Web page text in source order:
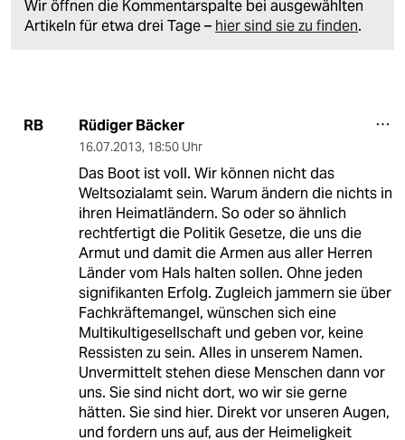
Wir öffnen die Kommentarspalte bei ausgewählten
Artikeln für etwa drei Tage – hier sind sie zu finden.
RB Rüdiger Bäcker
16.07.2013, 18:50 Uhr
Das Boot ist voll. Wir können nicht das
Weltsozialamt sein. Warum ändern die nichts in
ihren Heimatländern. So oder so ähnlich
rechtfertigt die Politik Gesetze, die uns die
Armut und damit die Armen aus aller Herren
Länder vom Hals halten sollen. Ohne jeden
signifikanten Erfolg. Zugleich jammern sie über
Fachkräftemangel, wünschen sich eine
Multikultigesellschaft und geben vor, keine
Ressisten zu sein. Alles in unserem Namen.
Unvermittelt stehen diese Menschen dann vor
uns. Sie sind nicht dort, wo wir sie gerne
hätten. Sie sind hier. Direkt vor unseren Augen,
und fordern uns auf, aus der Heimeligkeit